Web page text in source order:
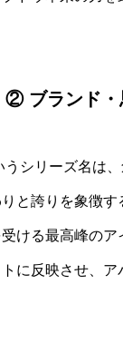
② ブランド・
シリーズ名は
と誇りを象徴
ける最高峰の
に反映させ、